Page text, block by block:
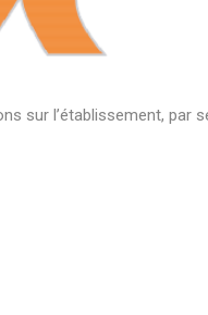
sur l’établissement, par